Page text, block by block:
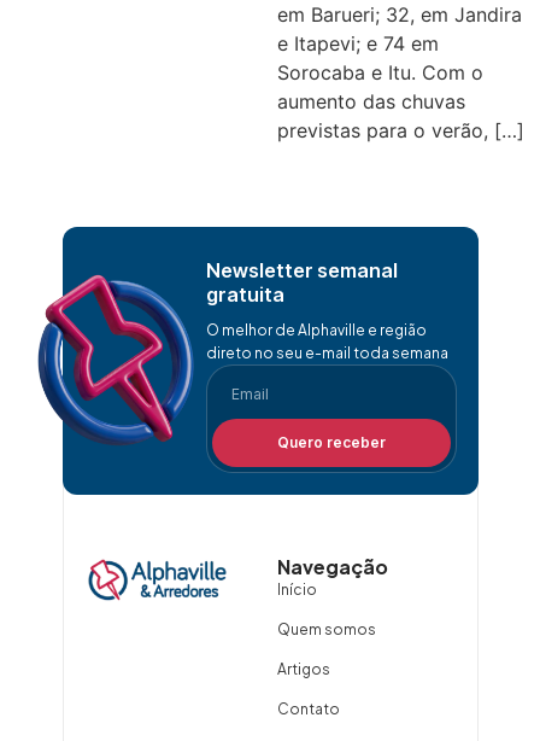
em Barueri; 32, em Jandira
e Itapevi; e 74 em
Sorocaba e Itu. Com o
aumento das chuvas
previstas para o verão, […]
Newsletter semanal
gratuita
O melhor de Alphaville e região
direto no seu e-mail toda semana
Quero receber
Navegação
Início
Quem somos
Artigos
Contato